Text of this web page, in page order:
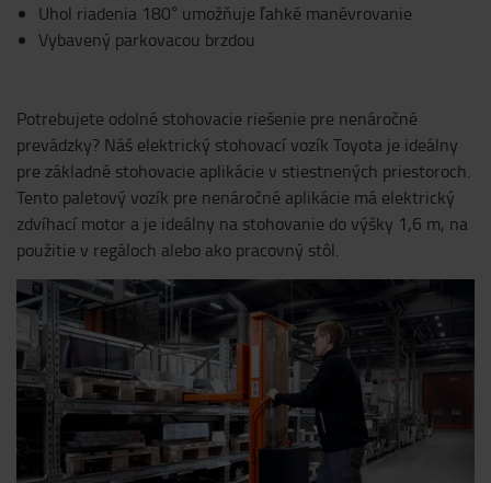
Uhol riadenia 180° umožňuje ľahké manévrovanie
Vybavený parkovacou brzdou
Potrebujete odolné stohovacie riešenie pre nenáročné
prevádzky? Náš elektrický stohovací vozík Toyota je ideálny
pre základné stohovacie aplikácie v stiestnených priestoroch.
Tento paletový vozík pre nenáročné aplikácie má elektrický
zdvíhací motor a je ideálny na stohovanie do výšky 1,6 m, na
použitie v regáloch alebo ako pracovný stôl.